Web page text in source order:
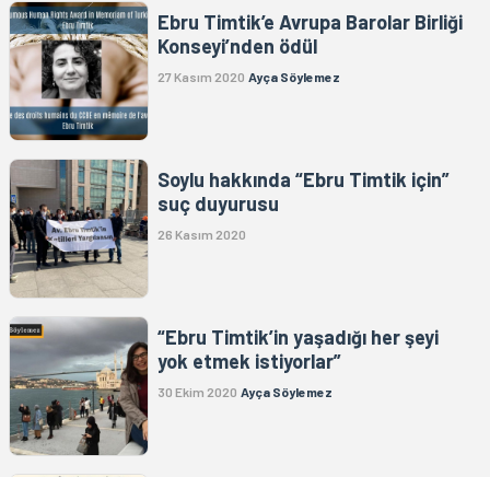
Ebru Timtik’e Avrupa Barolar Birliği
Konseyi’nden ödül
27 Kasım 2020 Ayça Söylemez
Soylu hakkında “Ebru Timtik için”
suç duyurusu
26 Kasım 2020
“Ebru Timtik’in yaşadığı her şeyi
yok etmek istiyorlar”
30 Ekim 2020 Ayça Söylemez